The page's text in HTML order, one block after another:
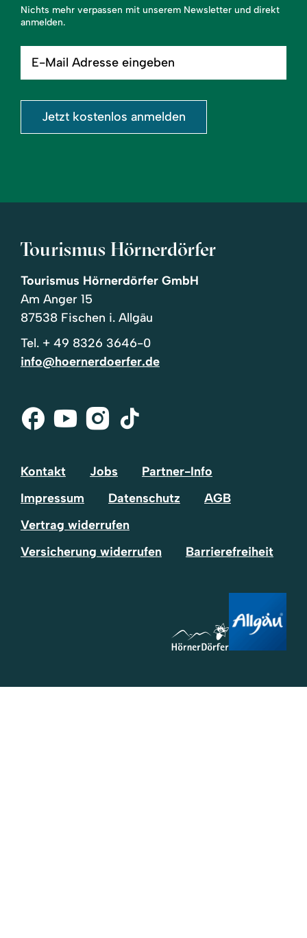
Nichts mehr verpassen mit unserem Newsletter und direkt
anmelden.
Mail
eingeben
Jetzt kostenlos anmelden
Tourismus Hörnerdörfer
Tourismus Hörnerdörfer GmbH
Am Anger 15
87538 Fischen i. Allgäu
Tel. + 49 8326 3646-0
info@hoernerdoerfer.de
Facebook
Youtube
Instagram
Tik-
Kontakt Jobs
Partner-Info
Impressum
Datenschutz
AGB
Vertrag widerrufen
Versicherung widerrufen
Barrierefreiheit